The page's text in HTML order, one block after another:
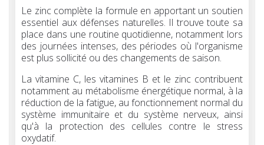
Le zinc complète la formule en apportant un soutien
essentiel aux défenses naturelles. Il trouve toute sa
place dans une routine quotidienne, notamment lors
des journées intenses, des périodes où l'organisme
est plus sollicité ou des changements de saison.
La vitamine C, les vitamines B et le zinc contribuent
notamment au métabolisme énergétique normal, à la
réduction de la fatigue, au fonctionnement normal du
système immunitaire et du système nerveux, ainsi
qu'à la protection des cellules contre le stress
oxydatif.